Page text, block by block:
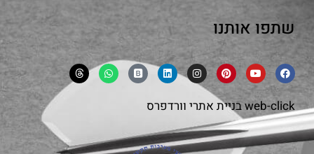
שתפו אותנו
web-clickבניית אתרי וורדפרס